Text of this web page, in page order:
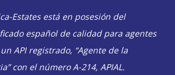
Estates está en posesión del
español de calidad para agentes
API registrado, “Agente de la
con el número A-214, APIAL.